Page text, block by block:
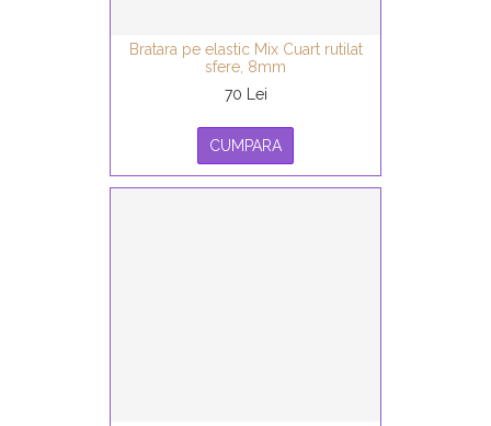
Bratara pe elastic Mix Cuart rutilat
sfere, 8mm
70 Lei
CUMPARA